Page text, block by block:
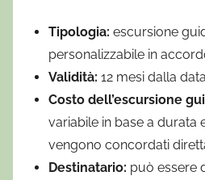
Tipologia: escursione
personalizzabile in
Validità: 12 mesi dalla
Costo dell’escursione
variabile in base a durata
vengono concordati
Destinatario: può essere